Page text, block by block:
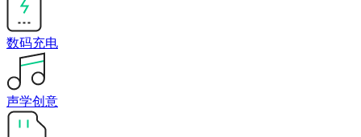
数码充电
声学创意